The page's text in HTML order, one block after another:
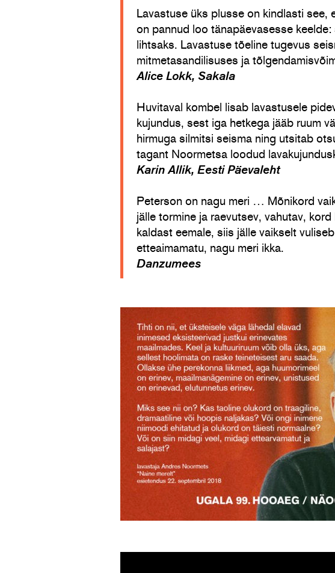
Lavastuse üks plusse on kindlasti see,
on pannud loo tänapäevasesse
lihtsaks. Lavastuse tõeline tugevus
mitmetasandilisuses ja
Alice Lokk, Sakala
Huvitaval kombel lisab lavastusele
kujundus, sest iga hetkega jääb ruum
hirmuga silmitsi seisma ning utsitab
tagant Noormetsa loodud
Karin Allik, Eesti Päevaleht
Peterson on nagu meri … Mõnikord
jälle tormine ja raevutsev, vahutav,
kaldast eemale, siis jälle vaikselt
etteaimamatu, nagu meri ikka.
Danzumees